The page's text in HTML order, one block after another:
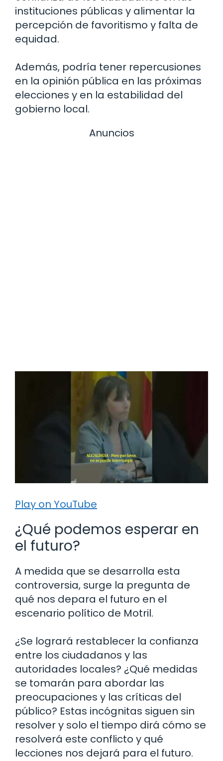
instituciones públicas y alimentar la
percepción de favoritismo y falta de
equidad.
Además, podría tener repercusiones
en la opinión pública en las próximas
elecciones y en la estabilidad del
gobierno local.
Anuncios
Play on YouTube
¿Qué podemos esperar en
el futuro?
A medida que se desarrolla esta
controversia, surge la pregunta de
qué nos depara el futuro en el
escenario político de Motril.
¿Se logrará restablecer la confianza
entre los ciudadanos y las
autoridades locales? ¿Qué medidas
se tomarán para abordar las
preocupaciones y las críticas del
público? Estas incógnitas siguen sin
resolver y solo el tiempo dirá cómo se
resolverá este conflicto y qué
lecciones nos dejará para el futuro.